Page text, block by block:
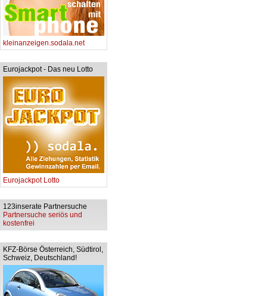
kleinanzeigen.sodala.net
Eurojackpot - Das neu Lotto
Eurojackpot Lotto
123inserate Partnersuche
Partnersuche seriös und
kostenfrei
KFZ-Börse Österreich, Südtirol,
Schweiz, Deutschland!